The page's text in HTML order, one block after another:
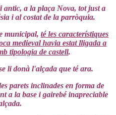
antic, a la plaça Nova, tot just a
i al costat de la parròquia.
municipal, té les característiques
medieval havia estat lligada a
tipologia de castell.
li donà l'alçada que té ara.
parets inclinades en forma de
a la base i gairebé inapreciable